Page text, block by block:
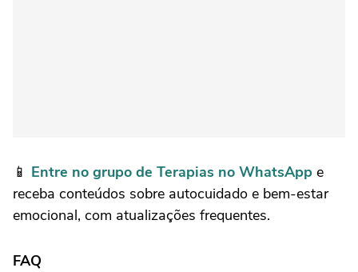
📱 Entre no grupo de Terapias no WhatsApp e
receba conteúdos sobre autocuidado e bem-estar
emocional, com atualizações frequentes.
FAQ